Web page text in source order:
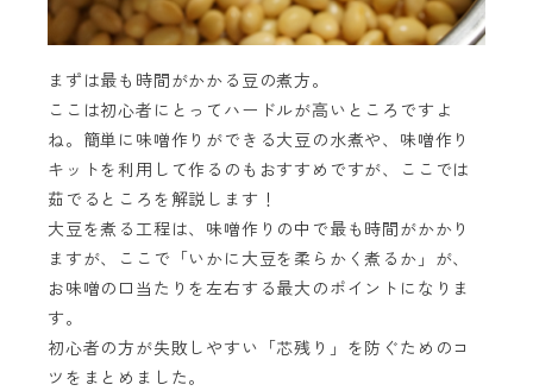
まずは最も時間がかかる豆の煮方。
ここは初心者にとってハードルが高いところですよ
ね。簡単に味噌作りができる大豆の水煮や、味噌作り
キットを利用して作るのもおすすめですが、ここでは
茹でるところを解説します！
大豆を煮る工程は、味噌作りの中で最も時間がかかり
ますが、ここで「いかに大豆を柔らかく煮るか」が、
お味噌の口当たりを左右する最大のポイントになりま
す。
初心者の方が失敗しやすい「芯残り」を防ぐためのコ
ツをまとめました。